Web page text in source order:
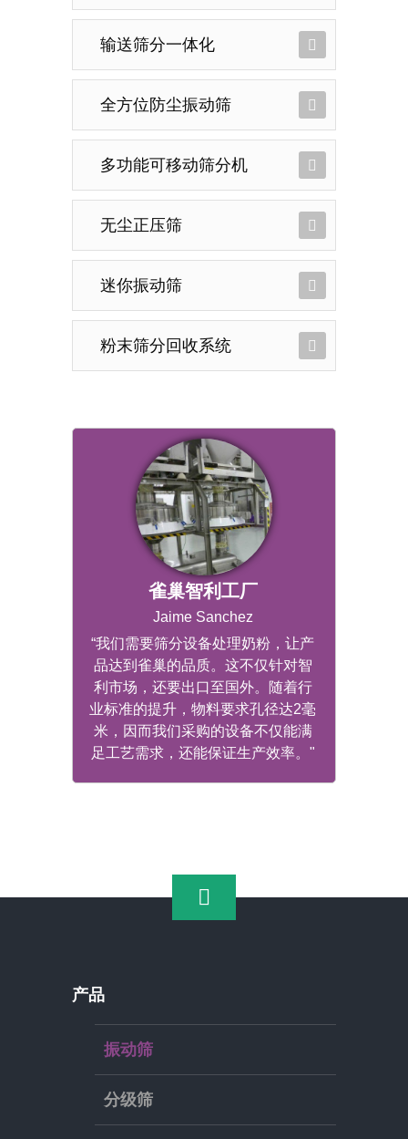
输送筛分一体化
全方位防尘振动筛
多功能可移动筛分机
无尘正压筛
迷你振动筛
粉末筛分回收系统
雀巢智利工厂
Jaime Sanchez
“我们需要筛分设备处理奶粉，让产
品达到雀巢的品质。这不仅针对智
利市场，还要出口至国外。随着行
业标准的提升，物料要求孔径达2毫
米，因而我们采购的设备不仅能满
足工艺需求，还能保证生产效率。"
产品
振动筛
分级筛